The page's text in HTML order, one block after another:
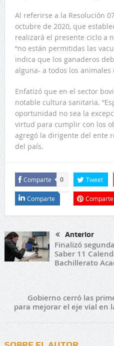
Al referirse a la Resolución
octubre de 2020, que
realizará el presente ciclo a
“no están permitidas las
indica que los ganaderos
alguna- a todos los animales
Enfatizó que en el sector
notable cultura sanitaria.
oportunidad no sea la
virtud para cumplir con los
agregó la dirigente del ente
del país.
Comparte 0 Tweet
Comparte Comparte
Anterior
Finalizó
Saber 11
Bachillerato
Gobierno cerró las
para mejorar el eje vial en